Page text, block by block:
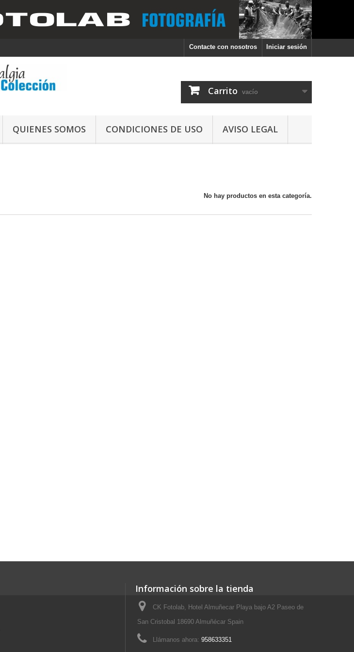
Iniciar sesión
Contacte con nosotros
Carrito vacío
QUIENES SOMOS CONDICIONES DE USO AVISO LEGAL
No hay productos en esta categoría.
Información sobre la tienda
CK Fotolab, Hotel Almuñecar Playa bajo A2 Paseo de
San Cristobal 18690 Almuñécar Spain
Llámanos ahora: 958633351